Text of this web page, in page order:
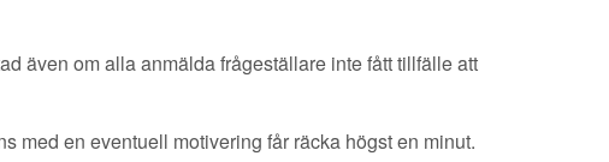
även om alla anmälda frågeställare inte fått tillfälle att
med en eventuell motivering får räcka högst en minut.